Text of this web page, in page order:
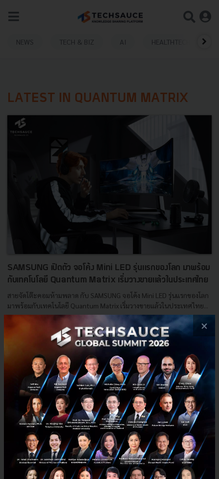
NEWS TECH & BIZ AI HEALTHTECH
LATEST IN QUANTUM MATRIX
SAMSUNG เปิดตัว จอโค้ง Mini LED รุ่นแรกของโลก มาพร้อม
กับเทคโนโลยี Quantum Matrix เริ่มวางขายแล้วในประเทศไทย
สายจัดโต๊ะคอมห้ามพลาด กับ SAMSUNG จอโค้ง Mini LED รุ่นแรกของโลก
มาพร้อมกับเทคโนโลยี Quantum Matrix เริ่มวางขายแล้วในประเทศไทย...
SAMSUNG Quantum Matrix Odyssey Neo G9
E-mail :contact@techsauce.co
Tel : 02-001-5375
Mobile : 06-4658-9500
×